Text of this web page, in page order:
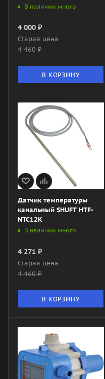
В наличии много
4 000 ₽
Старая цена
4 460₽
В КОРЗИНУ
Датчик температуры
канальный SHUFT HTF-
NTC12K
В наличии много
4 271 ₽
Старая цена
4 460₽
В КОРЗИНУ